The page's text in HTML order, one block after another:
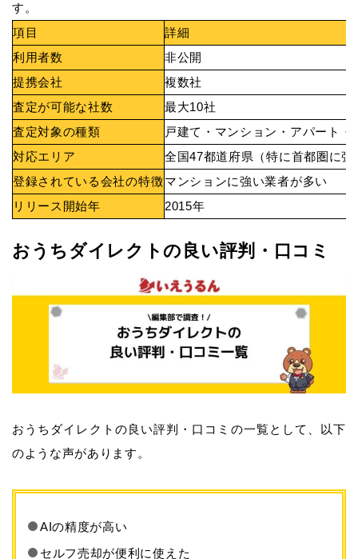
す。
項目
詳細
利用者数
非公開
提携会社
複数社
査定が可能な社数
最大10社
査定対象の種類
戸建て・マンション・アパート・
対応エリア
全国47都道府県（特に首都圏に強
登録されている会社の特徴マンションに強い業者が多い
リリース開始年
2015年
おうちダイレクトの良い評判・口コミ
おうちダイレクトの良い評判・口コミの一覧として、以下
のような声があります。
AIの精度が高い
セルフ売却が便利に使えた